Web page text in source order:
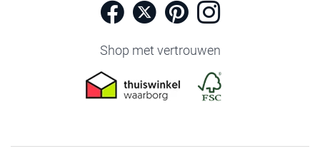
Shop met vertrouwen